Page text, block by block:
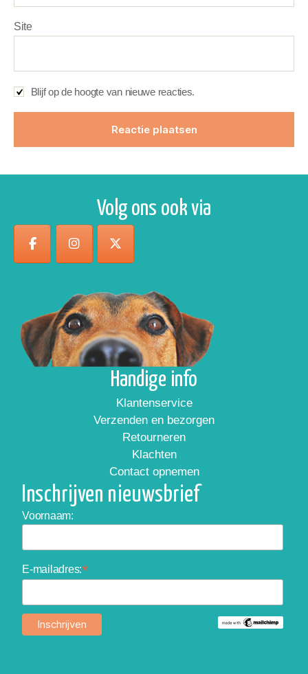
Site
Blijf op de hoogte van nieuwe reacties.
Volg ons ook via
Handige info
Klantenservice
Verzenden en bezorgen
Retourneren
Klachten
Contact opnemen
Inschrijven nieuwsbrief
Voornaam:
E-mailadres:*